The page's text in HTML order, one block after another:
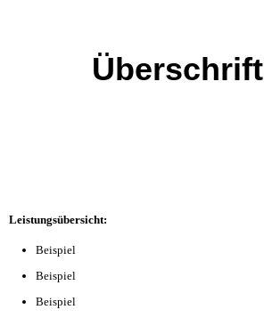
Überschrift
Leistungsübersicht:
Beispiel
Beispiel
Beispiel